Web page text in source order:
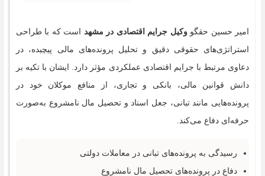
امیر حسین حقگووکیل جرایم اقتصادی در مشهد است که با طراحی
استراتژی‌های حقوقی دقیق و تحلیل پرونده‌های مالی پیچیده، در
دعاوی مرتبط با جرایم اقتصادی عملکردی مؤثر دارد. ایشان با تکیه بر
دانش قوانین مالی، بانکی و تجاری، از منافع موکلان خود در
پرونده‌هایی مانند تبانی، جعل اسناد و تحصیل مال نامشروع به‌صورت
حرفه‌ای دفاع می‌کند.
رسیدگی به پرونده‌های تبانی در معاملات دولتی
دفاع در پرونده‌های تحصیل مال نامشروع